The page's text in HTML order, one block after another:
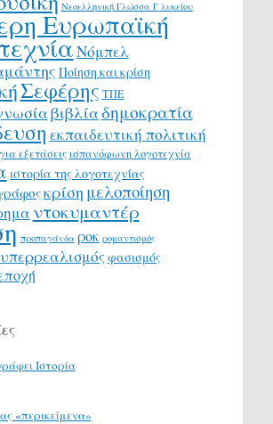
Νεοελληνική Γλώσσα Γ λυκείου
Ευρωπαϊκή
Νόμπελ
Ποίηση και κρίση
Σεφέρης ΤΠΕ
βιβλίαδημοκρατία
εκπαιδευτική πολιτική
εξετάσεις ισπανόφωνη λογοτεχνία
ιστορία της λογοτεχνίας
κρίση μελοποίηση
ντοκυμαντέρ
προπαγάνδα ροκ ρομαντισμός
υπερρεαλισμόςφασισμός
Ιστορία
«περικείμενα»